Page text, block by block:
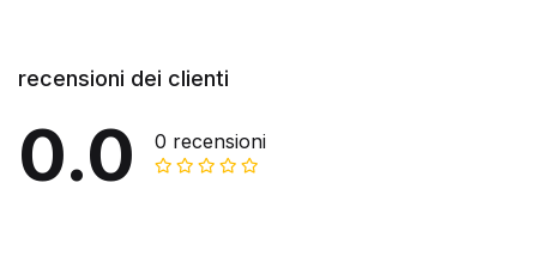
recensioni dei clienti
0.0 0 recensioni